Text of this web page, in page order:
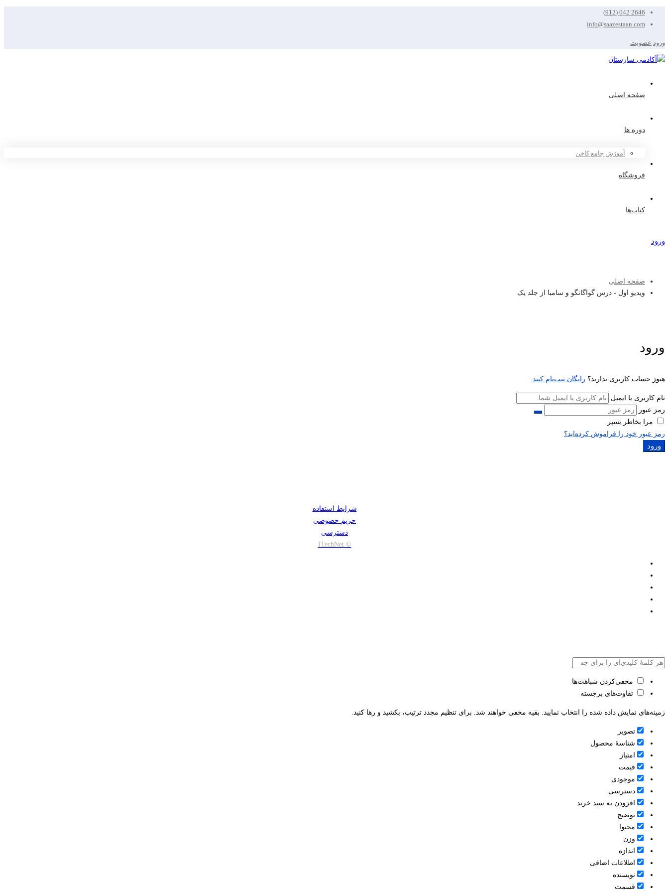
2646 042 (912)
info@saazestaan.com
ورود عضویت
صفحه اصلی
دوره ها
آموزش جامع کاخن
فروشگاه
کتاب‌ها
ورود
صفحه اصلی
ویدیو اول - درس گواگانگو و سامبا از جلد یک
ورود
هنوز حساب کاربری ندارید؟ رایگان ثبت‌نام کنید
نام کاربری یا ایمیل
رمز عبور
مرا بخاطر بسپر
رمز عبور خود را فراموش کرده‌اید؟
ورود
شرایط استفاده
حریم خصوصی
دسترسی
© ITechNet
مخفی‌کردن شباهت‌ها
تفاوت‌های برجسته
زمینه‌های نمایش داده شده را انتخاب نمایید. بقیه مخفی خواهند شد. برای تنظیم مجدد ترتیب، بکشید و رها کنید.
تصویر
شناسۀ محصول
امتیاز
قيمت
موجودی
دسترسی
افزودن به سبد خرید
توضیح
محتوا
وزن
اندازه
اطلاعات اضافی
نویسنده
قسمت